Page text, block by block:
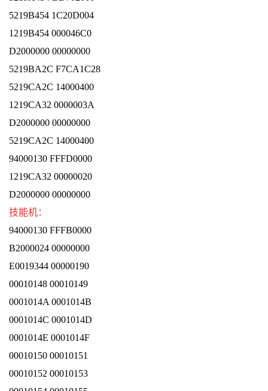
5219B454 1C20D004
1219B454 000046C0
D2000000 00000000
5219BA2C F7CA1C28
5219CA2C 14000400
1219CA32 0000003A
D2000000 00000000
5219CA2C 14000400
94000130 FFFD0000
1219CA32 00000020
D2000000 00000000
技能机：
94000130 FFFB0000
B2000024 00000000
E0019344 00000190
00010148 00010149
0001014A 0001014B
0001014C 0001014D
0001014E 0001014F
00010150 00010151
00010152 00010153